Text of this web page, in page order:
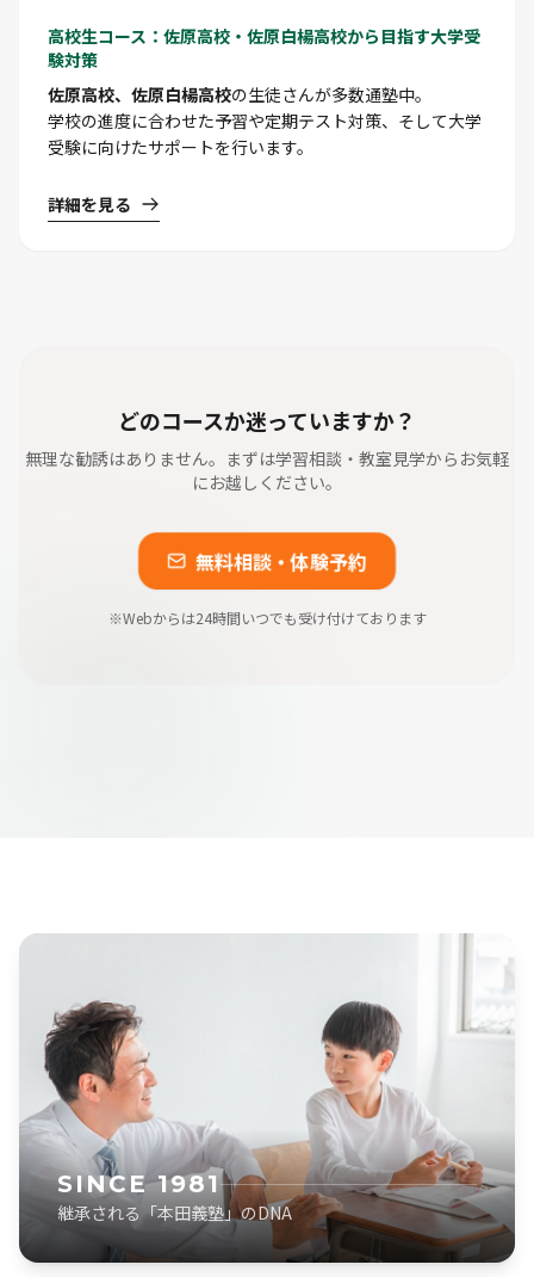
高校生コース：佐原高校・佐原白楊高校から目指す大学受
験対策
佐原高校、佐原白楊高校の生徒さんが多数通塾中。
学校の進度に合わせた予習や定期テスト対策、そして大学
受験に向けたサポートを行います。
詳細を見る
どのコースか迷っていますか？
無理な勧誘はありません。まずは学習相談・教室見学からお気軽
にお越しください。
無料相談・体験予約
※Webからは24時間いつでも受け付けております
SINCE 1981
継承される「本田義塾」のDNA